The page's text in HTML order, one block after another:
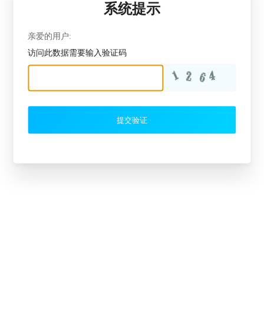
系统提示
亲爱的用户:
访问此数据需要输入验证码